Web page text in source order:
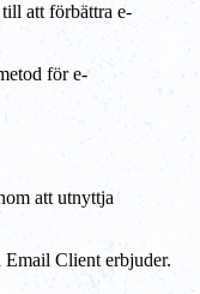
att förbättra e-
för e-
att utnyttja
Email Client erbjuder.